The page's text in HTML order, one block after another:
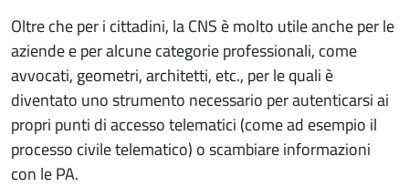
Oltre che per i cittadini, la CNS è molto utile anche per le
aziende e per alcune categorie professionali, come
avvocati, geometri, architetti, etc., per le quali è
diventato uno strumento necessario per autenticarsi ai
propri punti di accesso telematici (come ad esempio il
processo civile telematico) o scambiare informazioni
con le PA.